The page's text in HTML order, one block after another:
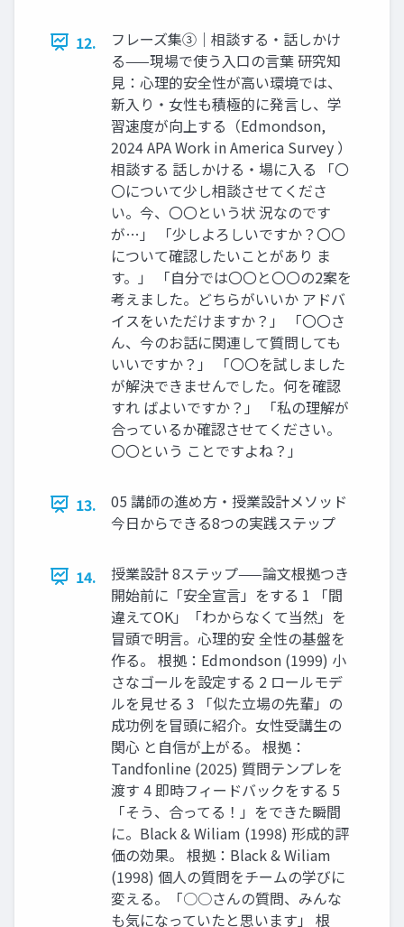
12.
フレーズ集③｜相談する・話しかけ
る——現場で使う入口の言葉 研究知
見：心理的安全性が高い環境では、
新入り・女性も積極的に発言し、学
習速度が向上する（Edmondson,
2024 APA Work in America Survey ）
相談する 話しかける・場に入る 「〇
〇について少し相談させてくださ
い。今、〇〇という状 況なのです
が…」 「少しよろしいですか？〇〇
について確認したいことがあり ま
す。」 「自分では〇〇と〇〇の2案を
考えました。どちらがいいか アドバ
イスをいただけますか？」 「〇〇さ
ん、今のお話に関連して質問しても
いいですか？」 「〇〇を試しました
が解決できませんでした。何を確認
すれ ばよいですか？」 「私の理解が
合っているか確認させてください。
〇〇という ことですよね？」
13.
05 講師の進め方・授業設計メソッド
今日からできる8つの実践ステップ
14.
授業設計 8ステップ——論文根拠つき
開始前に「安全宣言」をする 1 「間
違えてOK」「わからなくて当然」を
冒頭で明言。心理的安 全性の基盤を
作る。 根拠：Edmondson (1999) 小
さなゴールを設定する 2 ロールモデ
ルを見せる 3 「似た立場の先輩」の
成功例を冒頭に紹介。女性受講生の
関心 と自信が上がる。 根拠：
Tandfonline (2025) 質問テンプレを
渡す 4 即時フィードバックをする 5
「そう、合ってる！」をできた瞬間
に。Black & Wiliam (1998) 形成的評
価の効果。 根拠：Black & Wiliam
(1998) 個人の質問をチームの学びに
変える。「○○さんの質問、みんな
も気になっていたと思います」 根